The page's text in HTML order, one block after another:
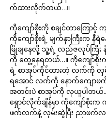
က်ထားလိုက်တယ်…။
ကိုကျော်စိုးကို စချင်တာကြောင့်
ကိုကျော်စိုးရဲ့ မျက်နှာကြီးက နီ
မြိုချနေလို့ သူ့ရဲ့ လည်ဇလုပ်ကြီး
ကို တွေ့နေရတယ်…။ ကိုကျော်စိုး
ရဲ့ စာအုပ်ကိုင်ထားတဲ့ လက်ကို လှ
ရအောင် လက်ကို နောက်ကျော
အတင်းပဲ စာအုပ်ကို လုယူပါတယ်
ရှောင်လိုက်ချိန်မှာ ကိုကျော်စို
ဖက်လက်နဲ့ လှမ်းဆွဲပြီး ညာဖက်